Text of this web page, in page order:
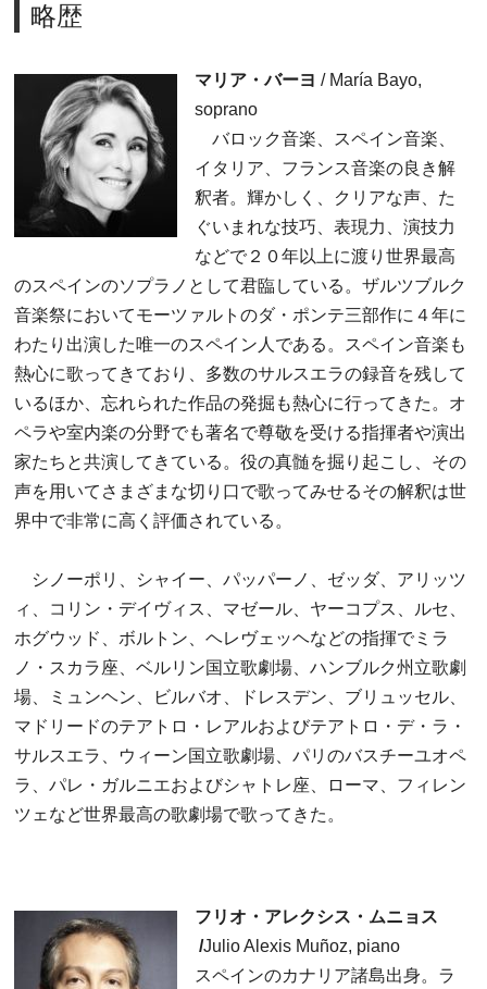
略歴
マリア・バーヨ / María Bayo,
soprano
バロック音楽、スペイン音楽、
イタリア、フランス音楽の良き解
釈者。輝かしく、クリアな声、た
ぐいまれな技巧、表現力、演技力
などで２０年以上に渡り世界最高
のスペインのソプラノとして君臨している。ザルツブルク
音楽祭においてモーツァルトのダ・ポンテ三部作に４年に
わたり出演した唯一のスペイン人である。スペイン音楽も
熱心に歌ってきており、多数のサルスエラの録音を残して
いるほか、忘れられた作品の発掘も熱心に行ってきた。オ
ペラや室内楽の分野でも著名で尊敬を受ける指揮者や演出
家たちと共演してきている。役の真髄を掘り起こし、その
声を用いてさまざまな切り口で歌ってみせるその解釈は世
界中で非常に高く評価されている。
シノーポリ、シャイー、パッパーノ、ゼッダ、アリッツ
ィ、コリン・デイヴィス、マゼール、ヤーコプス、ルセ、
ホグウッド、ボルトン、ヘレヴェッヘなどの指揮でミラ
ノ・スカラ座、ベルリン国立歌劇場、ハンブルク州立歌劇
場、ミュンヘン、ビルバオ、ドレスデン、ブリュッセル、
マドリードのテアトロ・レアルおよびテアトロ・デ・ラ・
サルスエラ、ウィーン国立歌劇場、パリのバスチーユオペ
ラ、パレ・ガルニエおよびシャトレ座、ローマ、フィレン
ツェなど世界最高の歌劇場で歌ってきた。
フリオ・アレクシス・ムニョス
/Julio Alexis Muñoz, piano
スペインのカナリア諸島出身。ラ